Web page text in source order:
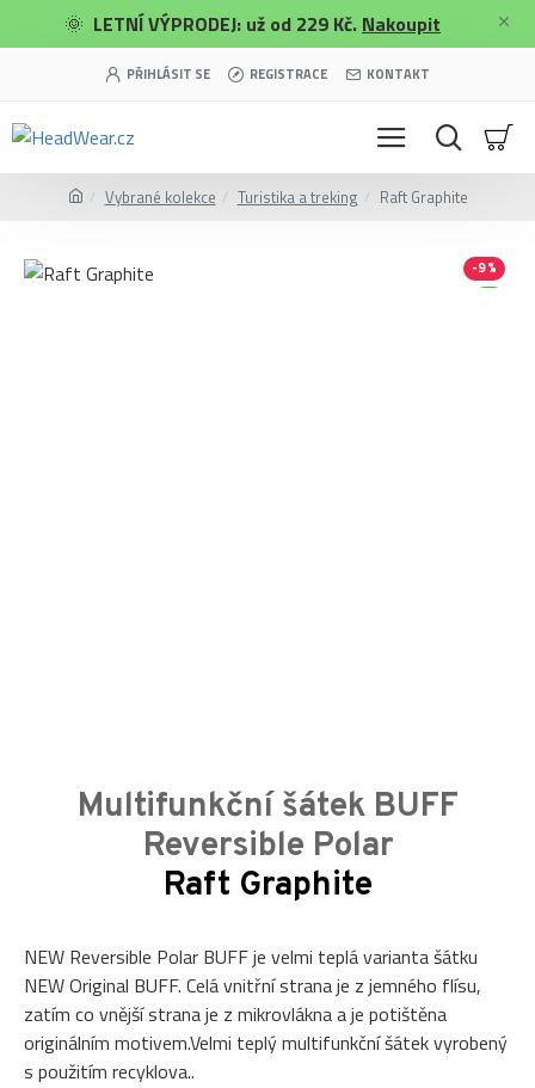
🌞 LETNÍ VÝPRODEJ: už od 229 Kč. Nakoupit
PŘIHLÁSIT SE REGISTRACE KONTAKT
Vybrané kolekce Turistika a treking Raft Graphite
-9 %
Multifunkční šátek BUFF
Reversible Polar
Raft Graphite
NEW Reversible Polar BUFF je velmi teplá varianta šátku
NEW Original BUFF. Celá vnitřní strana je z jemného flísu,
zatím co vnější strana je z mikrovlákna a je potištěna
originálním motivem.Velmi teplý multifunkční šátek vyrobený
s použitím recyklova..